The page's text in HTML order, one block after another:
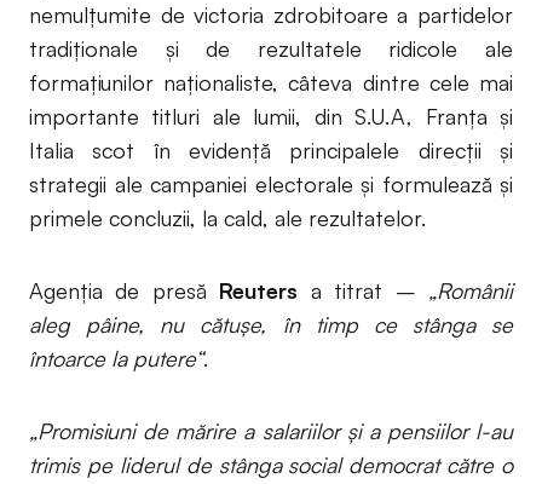
nemulţumite de victoria zdrobitoare a partidelor
tradiţionale şi de rezultatele ridicole ale
formaţiunilor naţionaliste, câteva dintre cele mai
importante titluri ale lumii, din S.U.A, Franţa şi
Italia scot în evidenţă principalele direcţii şi
strategii ale campaniei electorale şi formulează şi
primele concluzii, la cald, ale rezultatelor.
Agenția de presă Reuters a titrat – „Românii
aleg pâine, nu cătușe, în timp ce stânga se
întoarce la putere“.
„Promisiuni de mărire a salariilor și a pensiilor l-au
trimis pe liderul de stânga social democrat către o